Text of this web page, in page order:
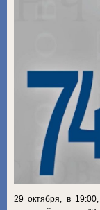
29 октября, в